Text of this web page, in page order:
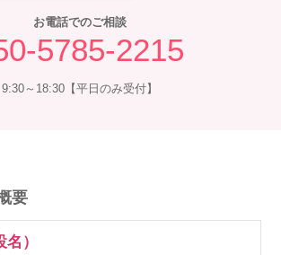
お電話でのご相談
5785-2215
9:30～18:30【平日のみ受付】
要
）